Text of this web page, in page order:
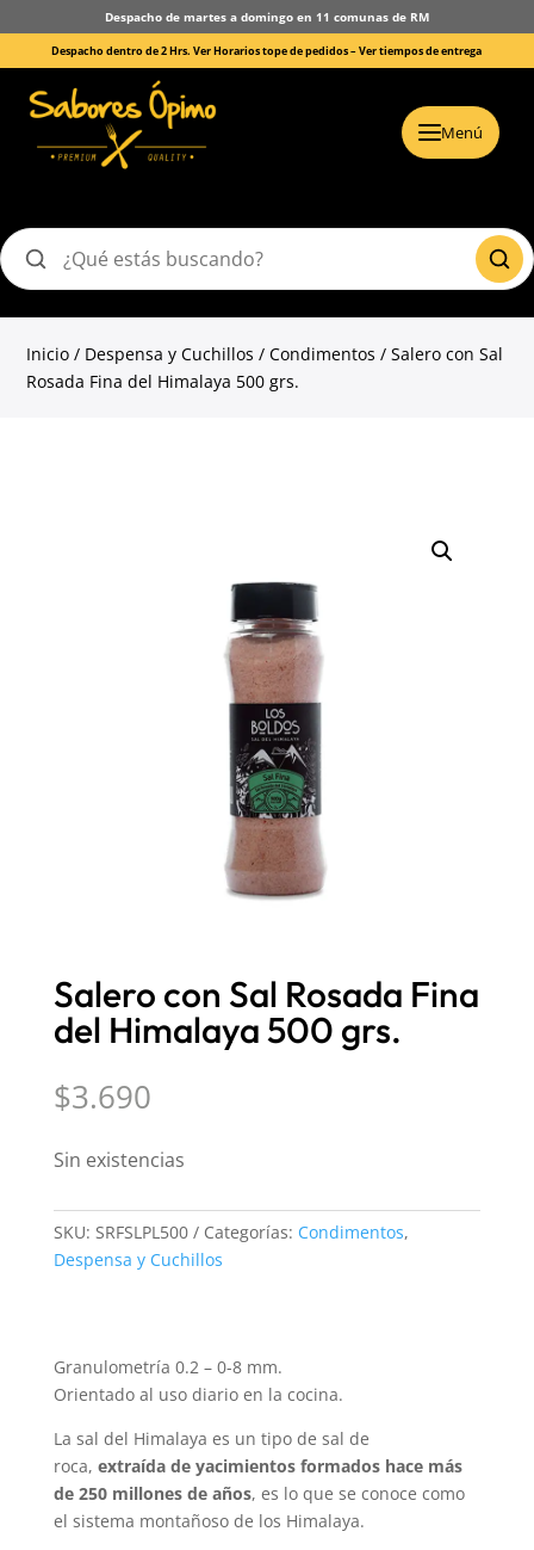
Despacho de martes a domingo en 11 comunas de RM
Despacho dentro de 2 Hrs. Ver Horarios tope de pedidos –Ver tiempos de entrega
Menú
Buscar
Inicio / Despensa y Cuchillos /Condimentos / Salero con Sal
Rosada Fina del Himalaya 500 grs.
Salero con Sal Rosada Fina
del Himalaya 500 grs.
$3.690
Sin existencias
SKU: SRFSLPL500 Categorías: Condimentos,
Despensa y Cuchillos
Granulometría 0.2 – 0-8 mm.
Orientado al uso diario en la cocina.
La sal del Himalaya es un tipo de sal de
roca, extraída de yacimientos formados hace más
de 250 millones de años, es lo que se conoce como
el sistema montañoso de los Himalaya.